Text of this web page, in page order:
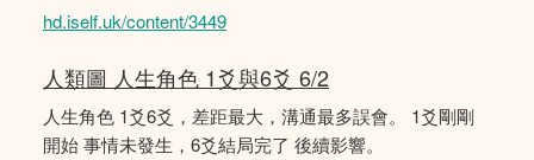
hd.iself.uk/content/3449
人類圖 人生角色 1爻與6爻 6/2
人生角色 1爻6爻，差距最大，溝通最多誤會。 1爻剛剛
開始 事情未發生，6爻結局完了 後續影響。